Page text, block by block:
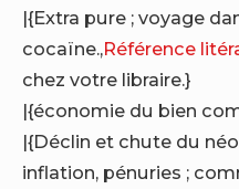
|{Extra pure ; voyage
cocaïne.,Référence
chez votre libraire.}
|{économie du bien
|{Déclin et chute du
inflation, pénuries ;